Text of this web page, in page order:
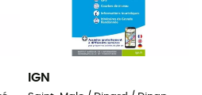
IGN